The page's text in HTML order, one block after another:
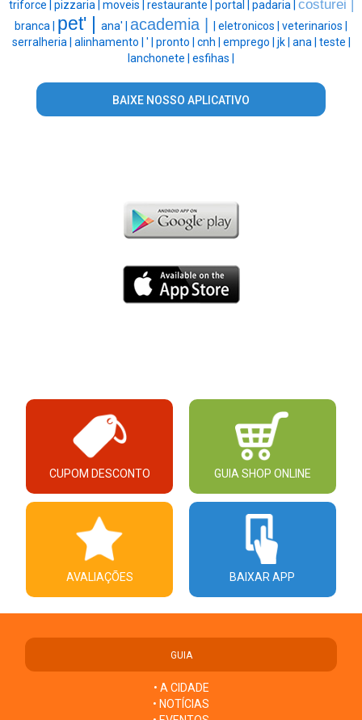
triforce | pizzaria | moveis | restaurante | portal | padaria | costurei |
branca | pet' | ana' | academia | eletronicos | veterinarios |
serralheria | alinhamento | ' | pronto | cnh | emprego | jk | ana | teste |
lanchonete | esfihas |
BAIXE NOSSO APLICATIVO
CUPOM DESCONTO GUIA SHOP ONLINE
AVALIAÇÕES BAIXAR APP
GUIA
• A CIDADE
• NOTÍCIAS